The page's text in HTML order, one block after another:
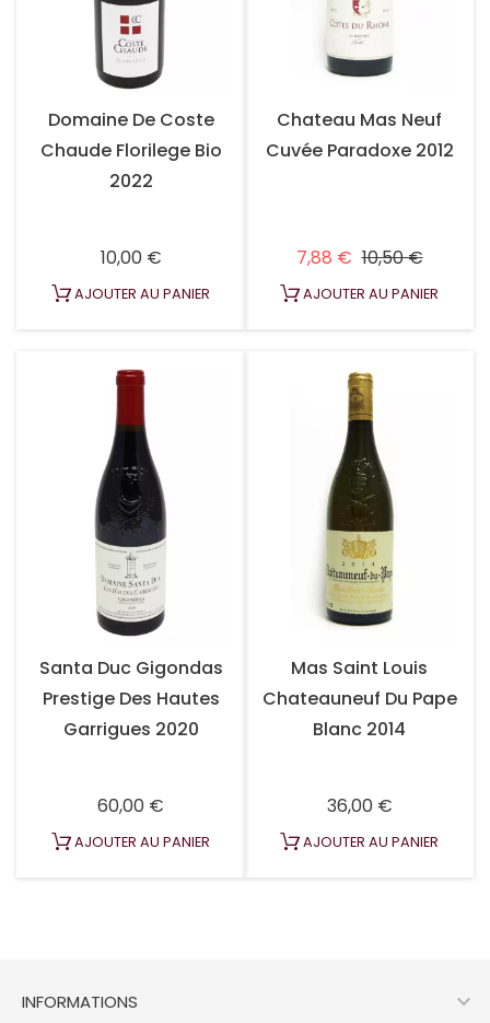
Domaine De Coste
Chaude Florilege Bio
2022
10,00 €Prix
AJOUTER AU PANIER
Chateau Mas Neuf
Cuvée Paradoxe 2012
7,88 € Prix habituel
10,50 €Prix
AJOUTER AU PANIER
Santa Duc Gigondas
Prestige Des Hautes
Garrigues 2020
60,00 €
AJOUTER AU PANIER
Mas Saint Louis
Chateauneuf Du Pape
Blanc 2014
36,00 €Prix
AJOUTER AU PANIER
INFORMATIONS 